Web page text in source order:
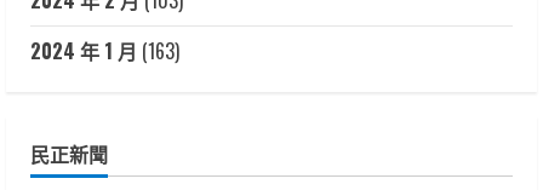
2024 年 1 月 (163)
民正新聞